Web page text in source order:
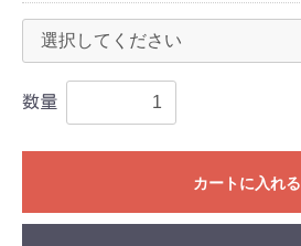
数量
カートに入れる